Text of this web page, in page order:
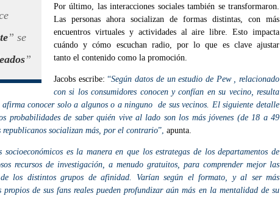
” se
”
Por último, las interacciones sociales también se transformaron.
Las personas ahora socializan de formas distintas, con más
encuentros virtuales y actividades al aire libre. Esto impacta
cuándo y cómo escuchan radio, por lo que es clave ajustar
tanto el contenido como la promoción.
Jacobs escribe:“Según datos de un estudio de Pew , relacionado
con si los consumidores conocen y confían en su vecino, resulta
afirma conocer solo a algunos o a ninguno de sus vecinos. El siguiente detalle
probabilidades de saber quién vive al lado son los más jóvenes (de 18 a 49
republicanos socializan más, por el contrario”, apunta.
socioeconómicos es la manera en que los estrategas de los departamentos de
recursos de investigación, a menudo gratuitos, para comprender mejor las
de los distintos grupos de afinidad. Varían según el formato, y al ser más
de sus fans reales pueden profundizar aún más en la mentalidad de su